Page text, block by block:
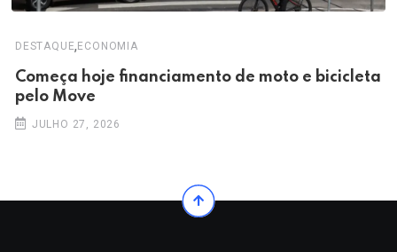
DESTAQUE, ECONOMIA
Começa hoje financiamento de moto e bicicleta
pelo Move
JULHO 27, 2026